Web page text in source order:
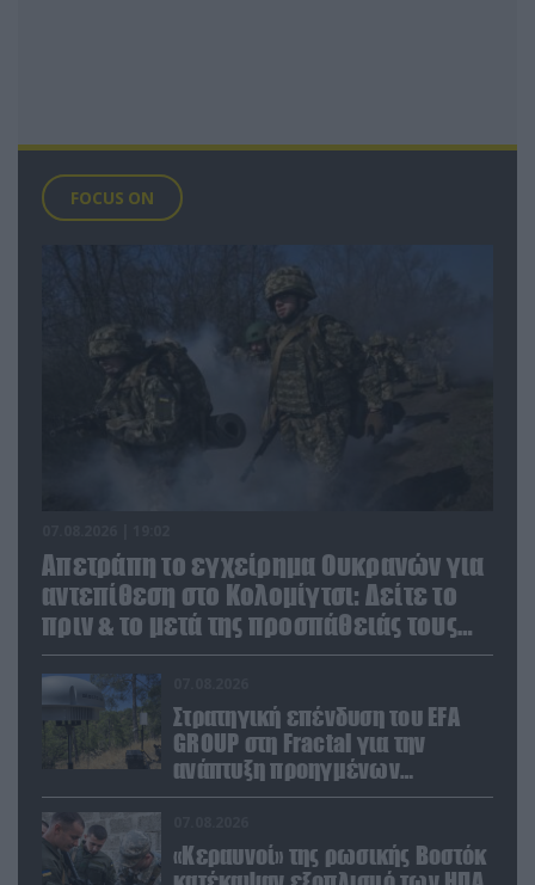
FOCUS ON
Απετράπη το εγχείρημα Ουκρανών για
αντεπίθεση στο Κολομίγτσι: Δείτε το
πριν & το μετά της προσπάθειάς τους
(βίντεο)
Στρατηγική επένδυση του EFA
GROUP στη Fractal για την
ανάπτυξη προηγμένων
αμυντικών τεχνολογιών σε
«Κεραυνοί» της ρωσικής Βοστόκ